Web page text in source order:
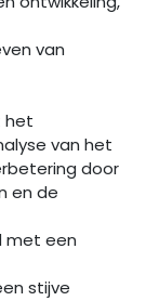
van
het
van het
door
en de
met een
stijve